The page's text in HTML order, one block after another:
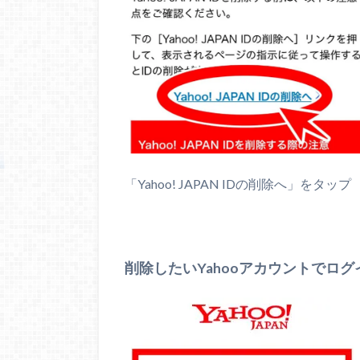
「Yahoo! JAPAN IDの削除へ」をタップ
削除したいYahooアカウントでログ